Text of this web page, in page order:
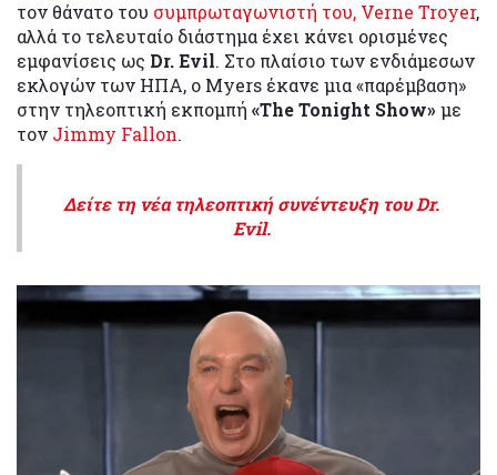
τον θάνατο του συμπρωταγωνιστή του, Verne Troyer,
αλλά το τελευταίο διάστημα έχει κάνει ορισμένες
εμφανίσεις ως Dr. Evil. Στο πλαίσιο των ενδιάμεσων
εκλογών των ΗΠΑ, ο Myers έκανε μια «παρέμβαση»
στην τηλεοπτική εκπομπή «The Tonight Show»με
τον Jimmy Fallon.
Δείτε τη νέα τηλεοπτική συνέντευξη του Dr.
Evil.